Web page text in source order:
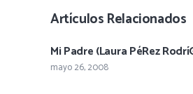
Artículos Relacionados
Mi Padre (Laura PéRez
mayo 26, 2008